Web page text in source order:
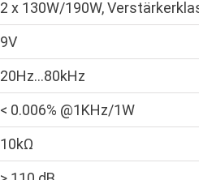
2 x 130W/190W,
9V
20Hz…80kHz
< 0.006% @1KHz/1W
10kΩ